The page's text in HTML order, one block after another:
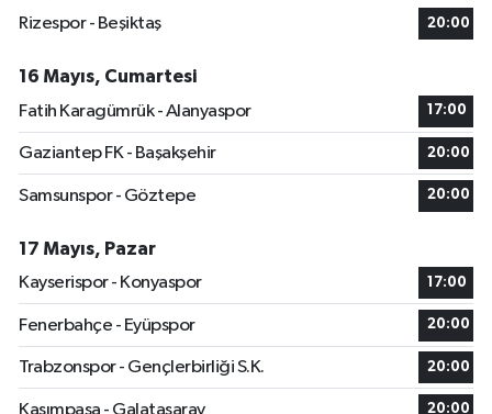
Rizespor - Beşiktaş
20:00
16 Mayıs, Cumartesi
Fatih Karagümrük - Alanyaspor
17:00
Gaziantep FK - Başakşehir 20:00
Samsunspor - Göztepe 20:00
17 Mayıs, Pazar
Kayserispor - Konyaspor
17:00
Fenerbahçe - Eyüpspor 20:00
Trabzonspor - Gençlerbirliği S.K. 20:00
Kasımpaşa - Galatasaray 20:00